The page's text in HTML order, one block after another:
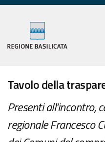
Tavolo della
Presenti all'incontro,
regionale Francesco